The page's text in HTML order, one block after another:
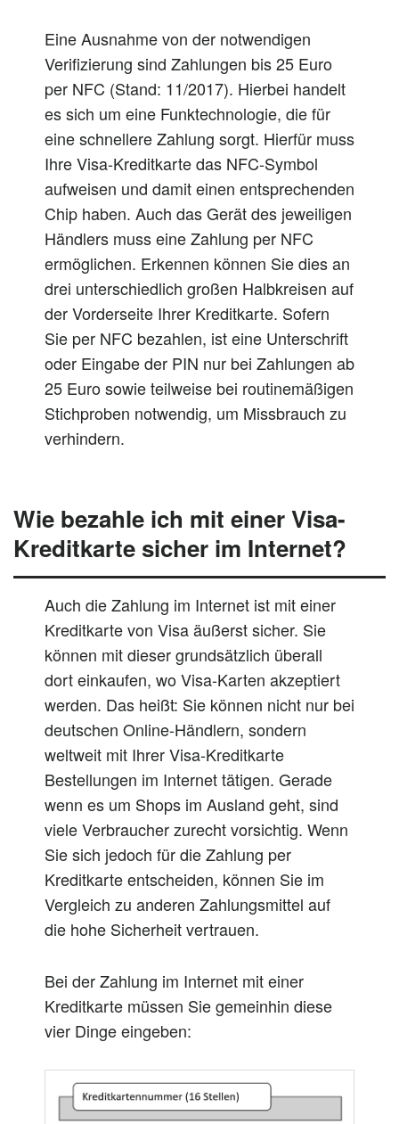
Eine Ausnahme von der notwendigen
Verifizierung sind Zahlungen bis 25 Euro
per NFC (Stand: 11/2017). Hierbei handelt
es sich um eine Funktechnologie, die für
eine schnellere Zahlung sorgt. Hierfür muss
Ihre Visa-Kreditkarte das NFC-Symbol
aufweisen und damit einen entsprechenden
Chip haben. Auch das Gerät des jeweiligen
Händlers muss eine Zahlung per NFC
ermöglichen. Erkennen können Sie dies an
drei unterschiedlich großen Halbkreisen auf
der Vorderseite Ihrer Kreditkarte. Sofern
Sie per NFC bezahlen, ist eine Unterschrift
oder Eingabe der PIN nur bei Zahlungen ab
25 Euro sowie teilweise bei routinemäßigen
Stichproben notwendig, um Missbrauch zu
verhindern.
Wie bezahle ich mit einer Visa-
Kreditkarte sicher im Internet?
Auch die Zahlung im Internet ist mit einer
Kreditkarte von Visa äußerst sicher. Sie
können mit dieser grundsätzlich überall
dort einkaufen, wo Visa-Karten akzeptiert
werden. Das heißt: Sie können nicht nur bei
deutschen Online-Händlern, sondern
weltweit mit Ihrer Visa-Kreditkarte
Bestellungen im Internet tätigen. Gerade
wenn es um Shops im Ausland geht, sind
viele Verbraucher zurecht vorsichtig. Wenn
Sie sich jedoch für die Zahlung per
Kreditkarte entscheiden, können Sie im
Vergleich zu anderen Zahlungsmittel auf
die hohe Sicherheit vertrauen.
Bei der Zahlung im Internet mit einer
Kreditkarte müssen Sie gemeinhin diese
vier Dinge eingeben: